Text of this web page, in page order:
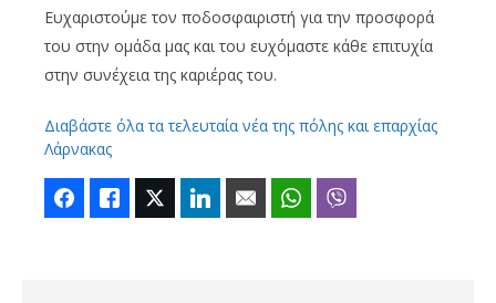
Ευχαριστούμε τον ποδοσφαιριστή για την προσφορά
του στην ομάδα μας και του ευχόμαστε κάθε επιτυχία
στην συνέχεια της καριέρας του.
Διαβάστε όλα τα τελευταία νέα της πόλης και επαρχίας
Λάρνακας
FacebookLike Twitter LinkedIn Email WhatsApp